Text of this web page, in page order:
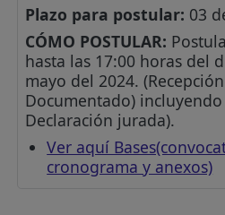
Plazo para postular: 03
CÓMO POSTULAR:
hasta las 17:00 horas del
mayo del 2024.
Documentado)
Declaración jurada).
Ver aquí
cronograma y anexos)